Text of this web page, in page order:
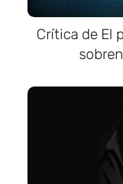
Crítica de El